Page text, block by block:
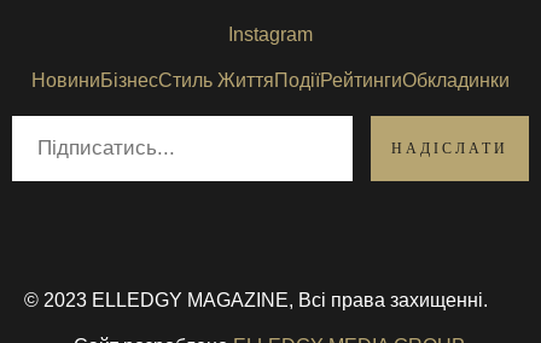
Instagram
НовиниБізнесСтиль ЖиттяПодіїРейтингиОбкладинки
© 2023 ELLEDGY MAGAZINE, Всі права захищенні.